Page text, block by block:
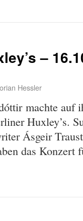
–
Hessler
machte auf
Huxley’s.
Ásgeir
das Konzert